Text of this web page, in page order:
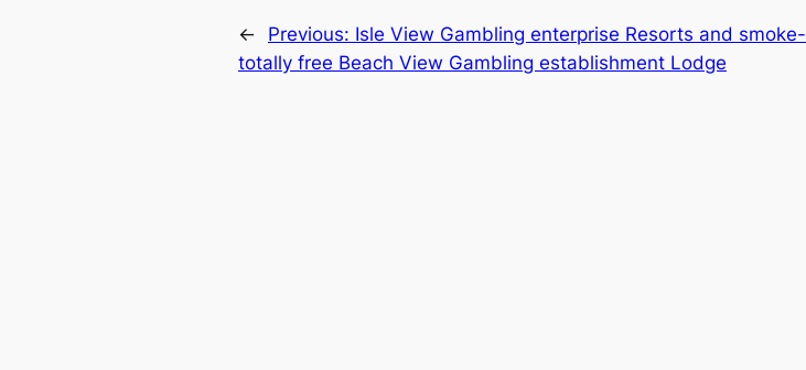
← Previous: Isle View Gambling enterprise Resorts and smoke-
totally free Beach View Gambling establishment Lodge